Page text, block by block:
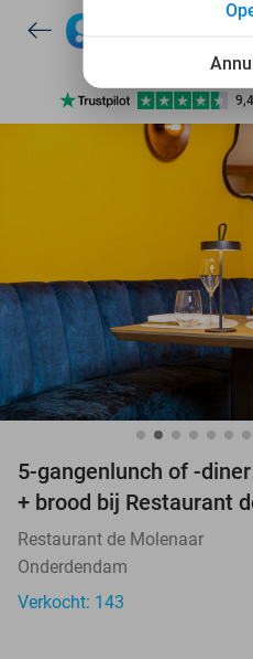
7 dagen per
10+
9,4
Ontdek
7 dagen per
10+
5-gangenlunch of -
+ brood bij Restaurant
Restaurant de Molenaar
Onderdendam
Verkocht: 143